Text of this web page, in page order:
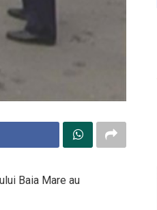
Baia Mare au